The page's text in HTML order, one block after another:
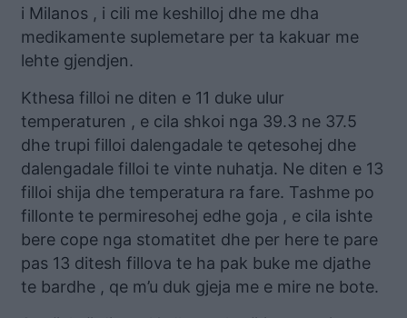
i Milanos , i cili me keshilloj dhe me dha
medikamente suplemetare per ta kakuar me
lehte gjendjen.
Kthesa filloi ne diten e 11 duke ulur
temperaturen , e cila shkoi nga 39.3 ne 37.5
dhe trupi filloi dalengadale te qetesohej dhe
dalengadale filloi te vinte nuhatja. Ne diten e 13
filloi shija dhe temperatura ra fare. Tashme po
fillonte te permiresohej edhe goja , e cila ishte
bere cope nga stomatitet dhe per here te pare
pas 13 ditesh fillova te ha pak buke me djathe
te bardhe , qe m’u duk gjeja me e mire ne bote.